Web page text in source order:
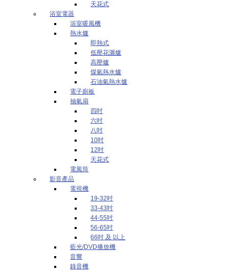
天花式
浴室電器
浴室暖風機
熱水爐
即熱式
低壓花灑爐
高壓爐
煤氣熱水爐
石油氣熱水爐
電子廁板
抽氣扇
四吋
六吋
八吋
10吋
12吋
天花式
電風筒
影音產品
電視機
19-32吋
33-43吋
44-55吋
56-65吋
66吋 及 以上
藍光/DVD播放機
音響
錄音機